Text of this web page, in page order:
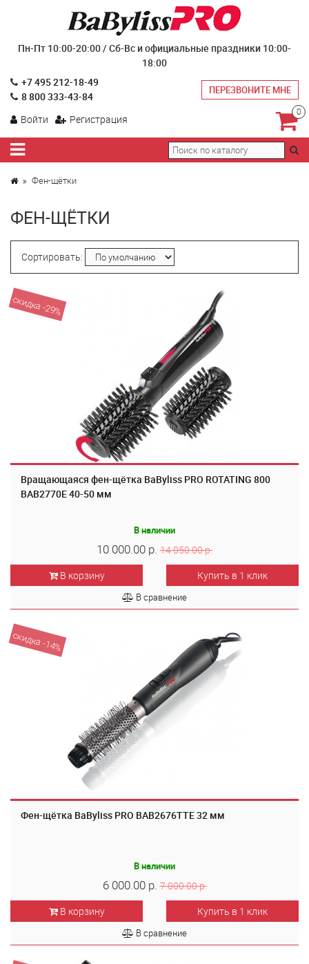
Пн-Пт 10:00-20:00 / Сб-Вс и официальные праздники 10:00-
18:00
+7 495 212-18-49
8 800 333-43-84
ПЕРЕЗВОНИТЕ МНЕ
Войти Регистрация
0
Фен-щётки
ФЕН-ЩЁТКИ
Сортировать:
скидка -29%
Вращающаяся фен-щётка BaByliss PRO ROTATING 800
BAB2770E 40-50 мм
В наличии
10 000.00 р. 14 050.00 р.
В корзину
Купить в 1 клик
В сравнение
скидка -14%
Фен-щётка BaByliss PRO BAB2676TTE 32 мм
В наличии
6 000.00 р. 7 000.00 р.
В корзину
Купить в 1 клик
В сравнение